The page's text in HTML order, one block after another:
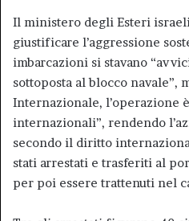
Il ministero degli Esteri
giustificare l’aggressione
imbarcazioni si stavano
sottoposta al blocco navale”,
Internazionale, l’operazione
internazionali”, rendendo
secondo il diritto
stati arrestati e trasferiti al
per poi essere trattenuti nel